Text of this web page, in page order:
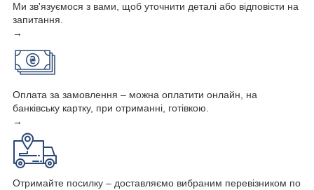
Ми зв'язуємося з вами, щоб уточнити деталі або відповісти на
запитання.
→
Оплата за замовлення – можна оплатити онлайн, на
банківську картку, при отриманні, готівкою.
→
Отримайте посилку – доставляємо вибраним перевізником по